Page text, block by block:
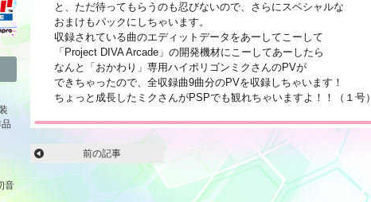
と、ただ待ってもらうのも忍びないので、さらにスベシャルな
おまけもパックにしちゃいます。
収録されている曲のエディットデータをあーしてこーして
「Project DIVA Arcade」の開発機材にこーしてあーしたら
なんと「おかわり」専用ハイポリゴンミクさんのPVが
できちゃったので、全収録曲9曲分のPVを収録しちゃいます！
ちょっと成長したミクさんがPSPでも観れちゃいますよ！！（１号）
前の記事
音